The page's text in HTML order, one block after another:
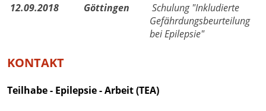
12.09.2018
Göttingen
Schulung "Inkludierte
Gefährdungsbeurteilung
bei Epilepsie"
KONTAKT
Teilhabe - Epilepsie - Arbeit (TEA)